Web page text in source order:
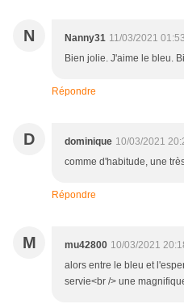
N Nanny31 11/03/2021 01:53
Bien jolie. J'aime le bleu.
Répondre
D dominique 10/03/2021
comme d'habitude, une
Répondre
M mu42800 10/03/2021
alors entre le bleu et
servie<br /> une